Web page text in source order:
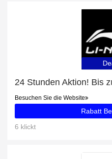
Besuchen Sie die Website
Rabatt
6 klickt